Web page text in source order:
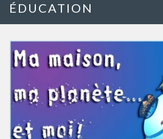
ÉDUCATION